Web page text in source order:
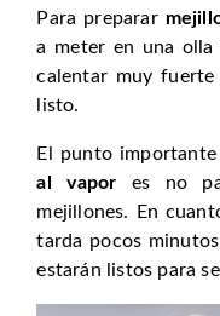
Para preparar
a meter en una olla
calentar muy fuerte
listo.
El punto
al vapor es no
mejillones. En
tarda pocos
estarán listos para